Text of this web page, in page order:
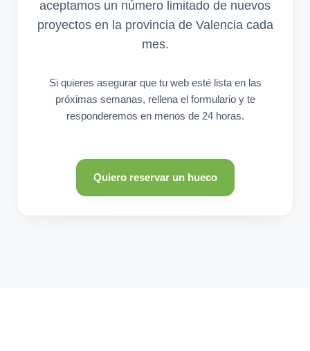
aceptamos un número limitado de nuevos
proyectos en la provincia de Valencia cada
mes.
Si quieres asegurar que tu web esté lista en las
próximas semanas, rellena el formulario y te
responderemos en menos de 24 horas.
Quiero reservar un hueco